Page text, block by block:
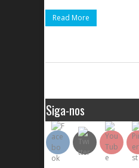
Read More
Siga-nos